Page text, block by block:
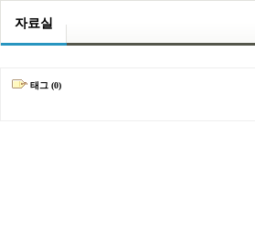
자료실
태그 (0)